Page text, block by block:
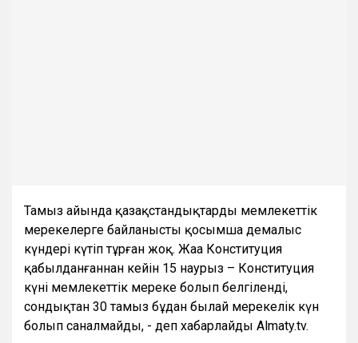
Тамыз айында қазақстандықтарды мемлекеттік
мерекелерге байланысты қосымша демалыс
күндері күтіп тұрған жоқ. Жаңа Конституция
қабылданғаннан кейін 15 наурыз – Конституция
күні мемлекеттік мереке болып белгіленді,
сондықтан 30 тамыз бұдан былай мерекелік күн
болып саналмайды, - деп хабарлайды Almaty.tv.